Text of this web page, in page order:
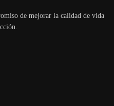
de mejorar la calidad de vida